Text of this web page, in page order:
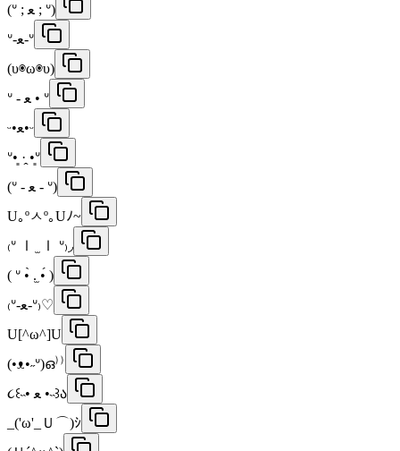
(ᐡ ; ﻌ ; ᐡ)
ᐡ-ﻌ-ᐡ
(υ◉ω◉υ)
ᐡ - ﻌ • ᐡ
ᵕ•ﻌ•ᵕ
ᐡ•͈ ·̭ •͈ᐡ
(ᐡ - ﻌ - ᐡ)
U｡ºㅅº｡Uﾉ~
₍ᐡ Ⅰ ̫ Ⅰ ᐡ₎◞
( ᐡ •̀ .̫ •́ )︎
₍ᐡ-ﻌ-ᐡ₎♡
U[^ω^]U
(•ᴥ•˶ᐡ)ഒ⁾⁾
૮꒰˵• ﻌ •˵꒱ა
_('ω'_Ｕ⌒)ｼ